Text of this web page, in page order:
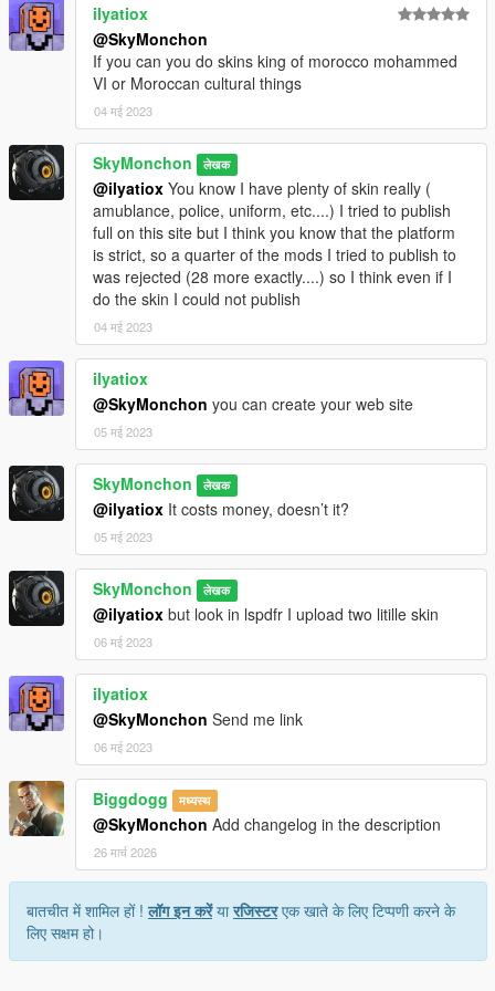
ilyatiox
@SkyMonchon
If you can you do skins king of morocco mohammed
VI or Moroccan cultural things
04 मई 2023
SkyMonchon लेखक
@ilyatiox You know I have plenty of skin really (
amublance, police, uniform, etc....) I tried to publish
full on this site but I think you know that the platform
is strict, so a quarter of the mods I tried to publish to
was rejected (28 more exactly....) so I think even if I
do the skin I could not publish
04 मई 2023
ilyatiox
@SkyMonchon you can create your web site
05 मई 2023
SkyMonchon लेखक
@ilyatiox It costs money, doesn’t it?
05 मई 2023
SkyMonchon लेखक
@ilyatiox but look in lspdfr I upload two litille skin
06 मई 2023
ilyatiox
@SkyMonchon Send me link
06 मई 2023
Biggdogg मध्यस्थ
@SkyMonchon Add changelog in the description
26 मार्च 2026
बातचीत में शामिल हों !लॉग इन करेंयारजिस्टरएक खाते के लिए टिप्पणी करने के
लिए सक्षम हो।